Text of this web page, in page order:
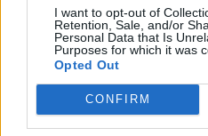
I want to opt-out of
Retention, Sale, and/or
Personal Data that Is
Purposes for which it was
Opted Out
CONFIRM
confirma
intención
a corto plazo